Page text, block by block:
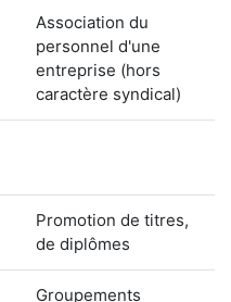
Association du
personnel d'une
entreprise (hors
caractère syndical)
Promotion de titres,
de diplômes
Groupements